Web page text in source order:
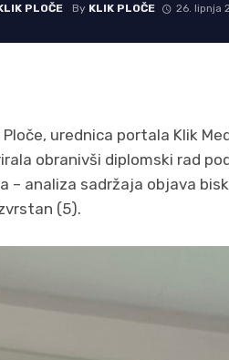
PLOČE By KLIK PLOČE 26. lipnja
urednica portala Klik
obranivši diplomski rad
analiza sadržaja objava
(5).